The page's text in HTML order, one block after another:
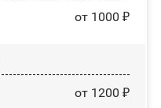
от 1000 ₽
от 1200 ₽